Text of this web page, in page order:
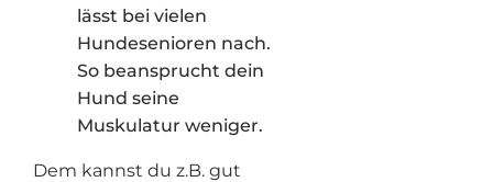
lässt bei vielen
Hundesenioren nach.
So beansprucht dein
Hund seine
Muskulatur weniger.
Dem kannst du z.B. gut